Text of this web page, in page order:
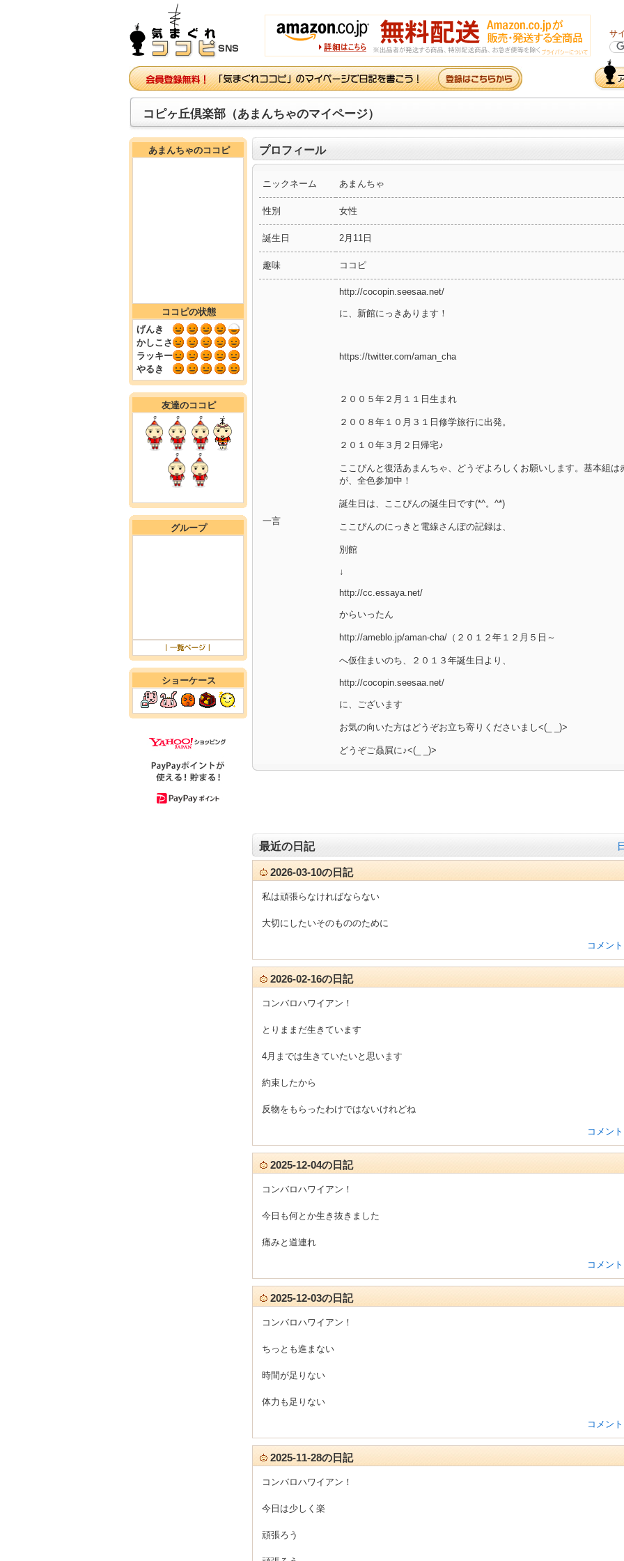
サ
コピヶ丘倶楽部（あまんちゃのマイページ）
あまんちゃのココピ
ココピの状態
げんき
かしこさ
ラッキー
やるき
友達のココピ
グループ
ショーケース
プロフィール
ニックネーム あまんちゃ
性別 女性
誕生日 2月11日
趣味 ココピ
一言
http://cocopin.seesaa.net/
に、新館にっきあります！
https://twitter.com/aman_cha
２００５年２月１１日生まれ
２００８年１０月３１日修学旅行に出発。
２０１０年３月２日帰宅♪
ここぴんと復活あまんちゃ、どうぞよろしくお願いします。基本組は
が、全色参加中！
誕生日は、ここぴんの誕生日です(*^。^*)
ここぴんのにっきと電線さんぽの記録は、
別館
↓
http://cc.essaya.net/
からいったん
http://ameblo.jp/aman-cha/（２０１２年１２月５日～
へ仮住まいのち、２０１３年誕生日より、
http://cocopin.seesaa.net/
に、ございます
お気の向いた方はどうぞお立ち寄りくださいまし<(_ _)>
どうぞご贔屓に♪<(_ _)>
最近の日記
2026-03-10の日記
私は頑張らなければならない
大切にしたいそのもののために
コメント
2026-02-16の日記
コンバロハワイアン！
とりままだ生きています
4月までは生きていたいと思います
約束したから
反物をもらったわけではないけれどね
コメント
2025-12-04の日記
コンバロハワイアン！
今日も何とか生き抜きました
痛みと道連れ
コメント
2025-12-03の日記
コンバロハワイアン！
ちっとも進まない
時間が足りない
体力も足りない
コメント
2025-11-28の日記
コンバロハワイアン！
今日は少しく楽
頑張ろう